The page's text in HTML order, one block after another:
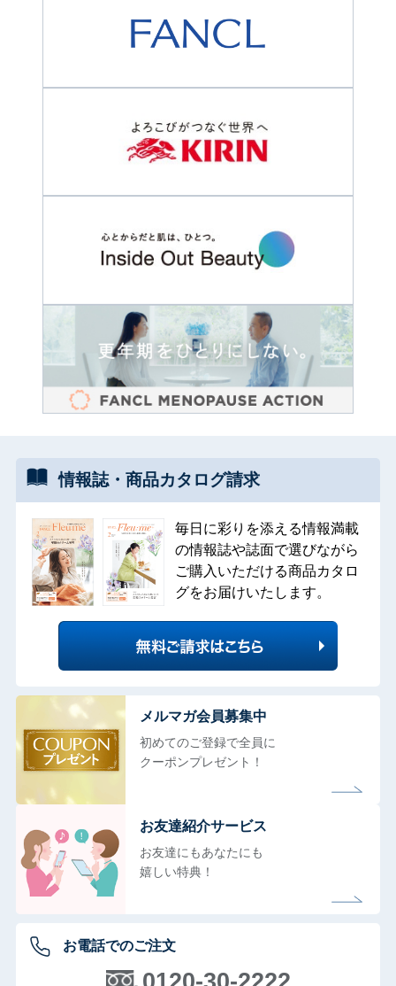
情報誌・ 商品カタログ請求
毎日に彩りを添える情報満載
の情報誌や誌面で選びながら
ご購入いただける商品カタロ
グをお届けいたします。
メルマガ会員募集中
初めてのご登録で全員に
クーポンプレゼント！
お友達紹介サービス
お友達にもあなたにも
嬉しい特典！
お電話でのご注文